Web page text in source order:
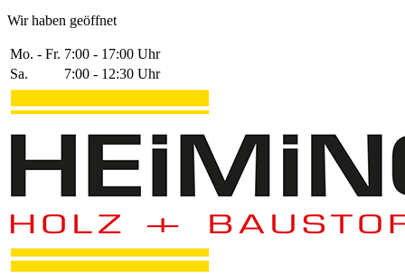
Wir haben geöffnet
Mo. - Fr. 7:00 - 17:00 Uhr
Sa.
7:00 - 12:30 Uhr